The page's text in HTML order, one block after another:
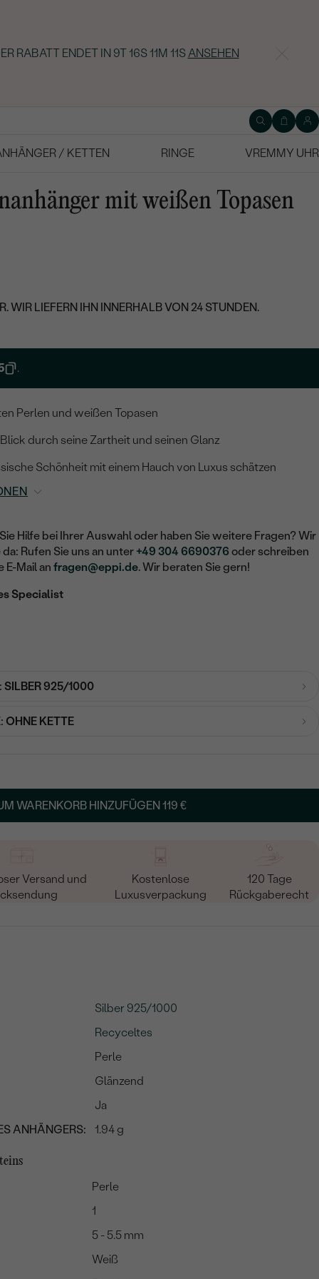
RABATT ENDET IN 9T 16S 11M 10S ANSEHEN
/ KETTEN RINGE
VREMMY UHR
mit weißen Topasen
WIR LIEFERN IHN INNERHALB VON 24 STUNDEN.
.
Perlen und weißen Topasen
durch seine Zartheit und seinen Glanz
Schönheit mit einem Hauch von Luxus schätzen
Hilfe bei Ihrer Auswahl oder haben Sie weitere Fragen? Wir
Rufen Sie uns an unter +49 304 6690376 oder schreiben
E-Mail anfragen@eppi.de. Wir beraten Sie gern!
Specialist
SILBER 925/1000
OHNE KETTE
WARENKORB HINZUFÜGEN119 €
Versand und
Kostenlose
Luxusverpackung
120 Tage
Rückgaberecht
Silber 925/1000
Recyceltes
Perle
Glänzend
Ja
ANHÄNGERS:
1.94 g
Perle
1
5 - 5.5 mm
Weiß